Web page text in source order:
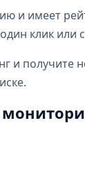
и имеет
клик или
и получите